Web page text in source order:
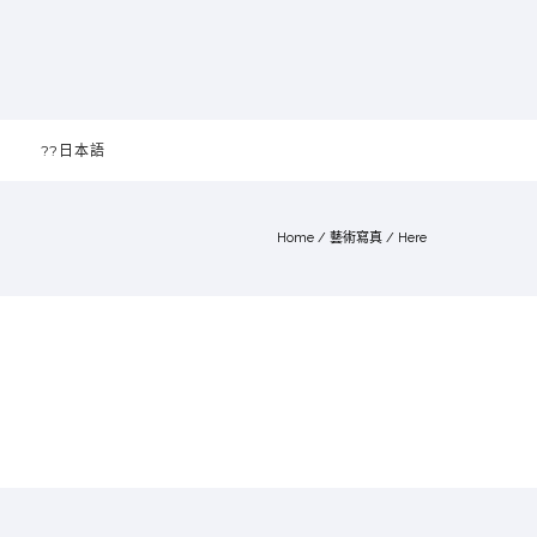
??日本語
Home / 藝術寫真 / Here